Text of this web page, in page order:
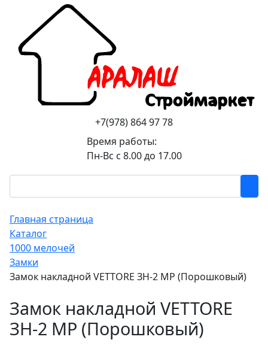
+7(978) 864 97 78
Время работы:
Пн-Вс с 8.00 до 17.00
Главная страница
Каталог
1000 мелочей
Замки
Замок накладной VETTORE ЗН-2 МР (Порошковый)
Замок накладной VETTORE
ЗН-2 МР (Порошковый)